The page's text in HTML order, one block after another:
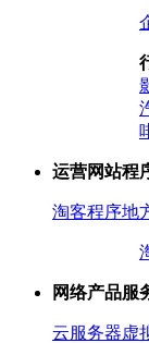
运营网站程
淘客程序地
网络产品服
云服务器虚